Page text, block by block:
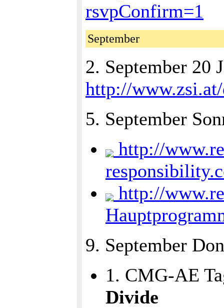
rsvpConfirm=1
September
2. September 20
http://
5. September
http://
http://
9. September
1. CMG-AE
Divide